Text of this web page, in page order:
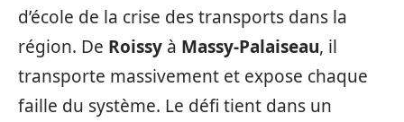
d’école de la crise des transports dans la
région. De Roissy à Massy-Palaiseau, il
transporte massivement et expose chaque
faille du système. Le défi tient dans un